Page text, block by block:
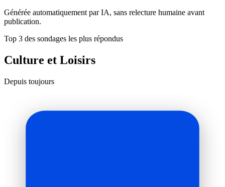
Générée automatiquement par IA, sans relecture humaine avant
publication.
Top 3 des sondages les plus répondus
Culture et Loisirs
Depuis toujours